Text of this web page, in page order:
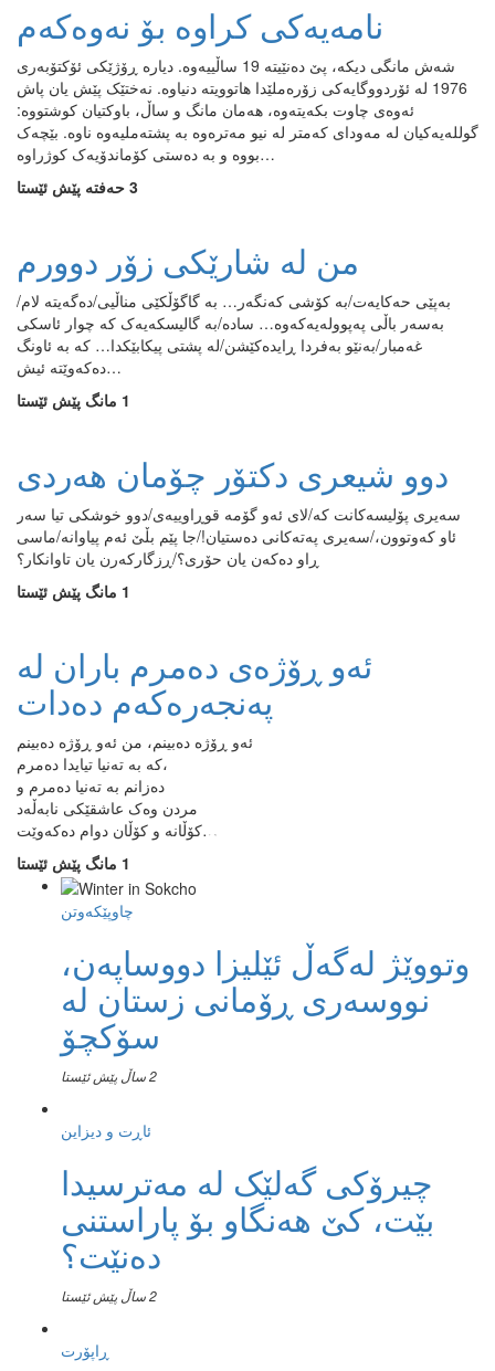
نامەیەکی کراوە بۆ نەوەکەم
شەش مانگی دیکە، پێ دەنێیتە 19 ساڵییەوە. دیارە ڕۆژێکی ئۆکتۆبەری
1976 لە ئۆردووگایەکی زۆرەملێدا هاتوویتە دنیاوە. نەختێک پێش یان پاش
ئەوەی چاوت بکەیتەوە، هەمان مانگ و ساڵ، باوکتیان کوشتووە:
گوللەیەکیان لە مەودای کەمتر لە نیو مەترەوە بە پشتەملیەوە ناوە. بێچەک
بووە و بە دەستی کۆماندۆیەک کوژراوە…
3 حەفتە پێش ئێستا
من له‌ شارێکی زۆر دوورم
به‌پێی حه‌کایه‌ت/به‌ کۆشی که‌نگه‌ر‌‌… به‌ گاگۆڵکێی مناڵیی/ده‌گه‌یته‌ لام/
به‌سه‌ر باڵی په‌پووله‌یه‌که‌وه‌‌… ساده‌/به‌ گالیسکه‌یه‌ک که‌ چوار ئاسکی
غه‌مبار/به‌نێو به‌فردا ڕایده‌کێشن/له‌ پشتی پیکابێکدا… که‌ به‌ ئاونگ
ده‌که‌وێته‌ ئیش…
1 مانگ پێش ئێستا
دوو شیعری دکتۆر چۆمان هەردی
سەیری پۆلیسەکانت کە/لای ئەو گۆمە قوڕاوییەی/دوو خوشکی تیا سەر
ئاو کەوتوون،/سەیری پەتەکانی دەستیان!/جا پێم بڵێ ئەم پیاوانە/ماسی
ڕاو دەکەن یان حۆری؟/ڕزگارکەرن یان تاوانکار؟
1 مانگ پێش ئێستا
ئەو ڕۆژەی دەمرم باران لە
پەنجەرەکەم دەدات
ئەو ڕۆژە دەبینم، من ئەو ڕۆژە دەبینم
کە بە تەنیا تیایدا دەمرم،
دەزانم بە تەنیا دەمرم و
مردن وەک عاشقێکی نابەڵەد
کۆڵانە و کۆڵان دوام دەکەوێت…
1 مانگ پێش ئێستا
چاوپێکەوتن
وتووێژ لەگەڵ ئێلیزا دووساپەن،
نووسەری ڕۆمانی زستان لە
سۆکچۆ
2 ساڵ پێش ئێستا
ئاڕت و دیزاین
چیرۆکی گەلێک لە مەترسیدا
بێت، کێ هەنگاو بۆ پاراستنی
دەنێت؟
2 ساڵ پێش ئێستا
ڕاپۆرت